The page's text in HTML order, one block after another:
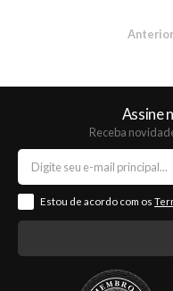
Anterior
Assine
Receba
Estou de acordo com os